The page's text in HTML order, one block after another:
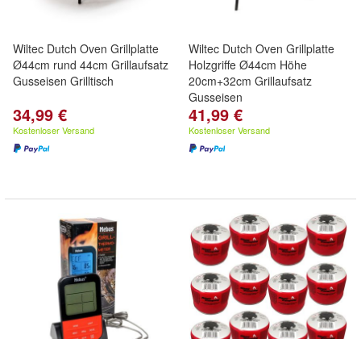
Wiltec Dutch Oven Grillplatte
Ø44cm rund 44cm Grillaufsatz
Gusseisen Grilltisch
34,99 €
Kostenloser Versand
Wiltec Dutch Oven Grillplatte
Holzgriffe Ø44cm Höhe
20cm+32cm Grillaufsatz
Gusseisen
41,99 €
Kostenloser Versand